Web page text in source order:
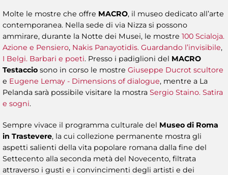
Molte le mostre che offre MACRO, il museo dedicato all’arte
contemporanea. Nella sede di via Nizza si possono
ammirare, durante la Notte dei Musei, le mostre 100 Scialoja.
Azione e Pensiero, Nakis Panayotidis. Guardando l’invisibile,
I Belgi. Barbari e poeti. Presso i padiglioni del MACRO
Testaccio sono in corso le mostre Giuseppe Ducrot scultore
e Eugene Lemay - Dimensions of dialogue, mentre a La
Pelanda sarà possibile visitare la mostra Sergio Staino. Satira
e sogni.
Sempre vivace il programma culturale del Museo di Roma
in Trastevere, la cui collezione permanente mostra gli
aspetti salienti della vita popolare romana dalla fine del
Settecento alla seconda metà del Novecento, filtrata
attraverso i gusti e i convincimenti degli artisti e dei